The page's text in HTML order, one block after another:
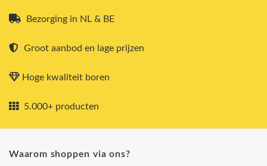
Bezorging in NL & BE
Groot aanbod en lage prijzen
Hoge kwaliteit boren
5.000+ producten
Waarom shoppen via ons?